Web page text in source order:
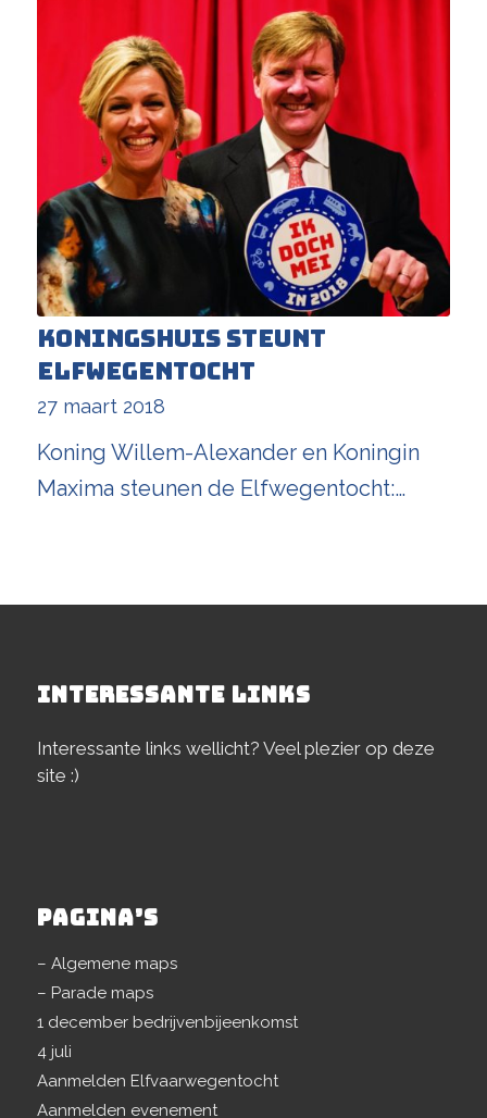
Koningshuis steunt
Elfwegentocht
27 maart 2018
Koning Willem-Alexander en Koningin
Maxima steunen de Elfwegentocht:…
INTERESSANTE LINKS
Interessante links wellicht? Veel plezier op deze
site :)
PAGINA’S
– Algemene maps
– Parade maps
1 december bedrijvenbijeenkomst
4 juli
Aanmelden Elfvaarwegentocht
Aanmelden evenement